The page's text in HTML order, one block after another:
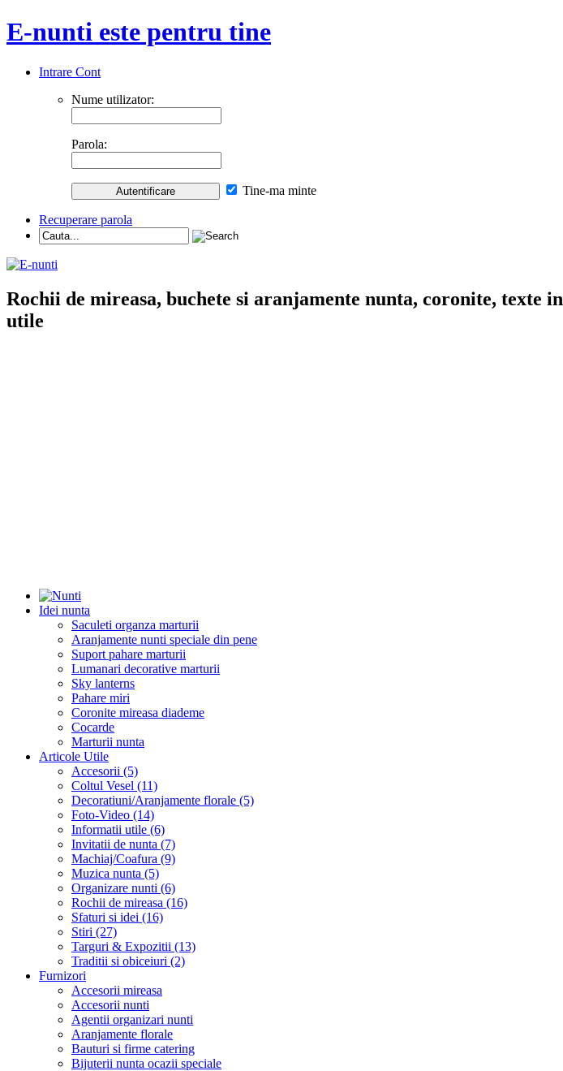
E-nunti este pentru tine
Intrare Cont
Nume utilizator:
Parola:
Tine-ma minte
Recuperare parola
Rochii de mireasa, buchete si aranjamente nunta, coronite,
utile
Idei nunta
Saculeti organza marturii
Aranjamente nunti speciale din pene
Suport pahare marturii
Lumanari decorative marturii
Sky lanterns
Pahare miri
Coronite mireasa diademe
Cocarde
Marturii nunta
Articole Utile
Accesorii (5)
Coltul Vesel (11)
Decoratiuni/Aranjamente florale (5)
Foto-Video (14)
Informatii utile (6)
Invitatii de nunta (7)
Machiaj/Coafura (9)
Muzica nunta (5)
Organizare nunti (6)
Rochii de mireasa (16)
Sfaturi si idei (16)
Stiri (27)
Targuri & Expozitii (13)
Traditii si obiceiuri (2)
Furnizori
Accesorii mireasa
Accesorii nunti
Agentii organizari nunti
Aranjamente florale
Bauturi si firme catering
Bijuterii nunta ocazii speciale